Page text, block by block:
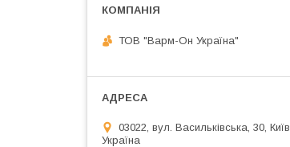
ТОВ "Варм-Он Україна"
03022, вул. Васильківська, 30, Київ,
Україна